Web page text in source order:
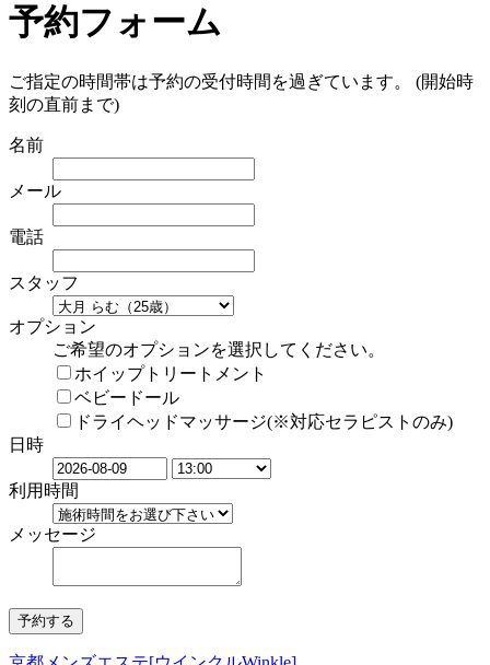
予約フォーム
ご指定の時間帯は予約の受付時間を過ぎています。 (開始時
刻の直前まで)
名前
メール
電話
スタッフ
オプション
ご希望のオプションを選択してください。
ホイップトリートメント
ベビードール
ドライヘッドマッサージ(※対応セラピストのみ)
日時
利用時間
メッセージ